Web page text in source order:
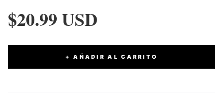
$20.99 USD
+ AÑADIR AL CARRITO